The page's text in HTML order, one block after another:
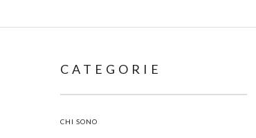
CATEGORIE
CHI SONO